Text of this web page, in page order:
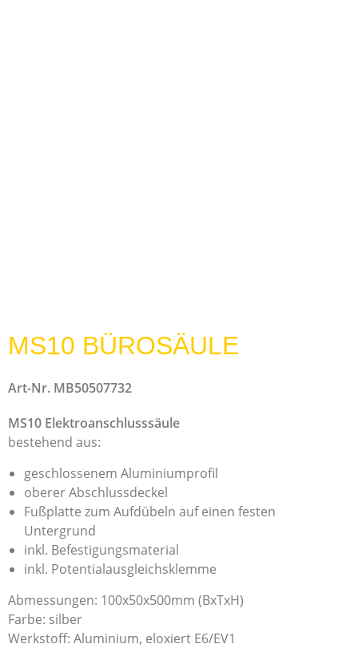
MS10 BÜROSÄULE
Art-Nr. MB50507732
MS10 Elektroanschlusssäule
bestehend aus:
geschlossenem Aluminiumprofil
oberer Abschlussdeckel
Fußplatte zum Aufdübeln auf einen festen
Untergrund
inkl. Befestigungsmaterial
inkl. Potentialausgleichsklemme
Abmessungen: 100x50x500mm (BxTxH)
Farbe: silber
Werkstoff: Aluminium, eloxiert E6/EV1